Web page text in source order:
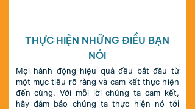
THỰC HIỆN NHỮNG ĐIỀU BẠN
NÓI
Mọi hành động hiệu quả đều bắt đầu từ
một mục tiêu rõ ràng và cam kết thực hiện
đến cùng. Với mỗi lời chúng ta cam kết,
hãy đảm bảo chúng ta thực hiện nó tới